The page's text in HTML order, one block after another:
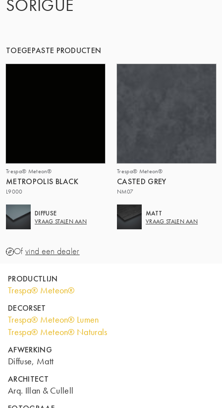
SORIGUÉ
TOEGEPASTE PRODUCTEN
Trespa® Meteon®
METROPOLIS BLACK
L9000
DIFFUSE
VRAAG STALEN AAN
Trespa® Meteon®
CASTED GREY
NM07
MATT
VRAAG STALEN AAN
Of vind een dealer
PRODUCTLIJN
Trespa® Meteon®
DECORSET
Trespa® Meteon® Lumen
Trespa® Meteon® Naturals
AFWERKING
Diffuse, Matt
ARCHITECT
Arq. Illan & Cullell